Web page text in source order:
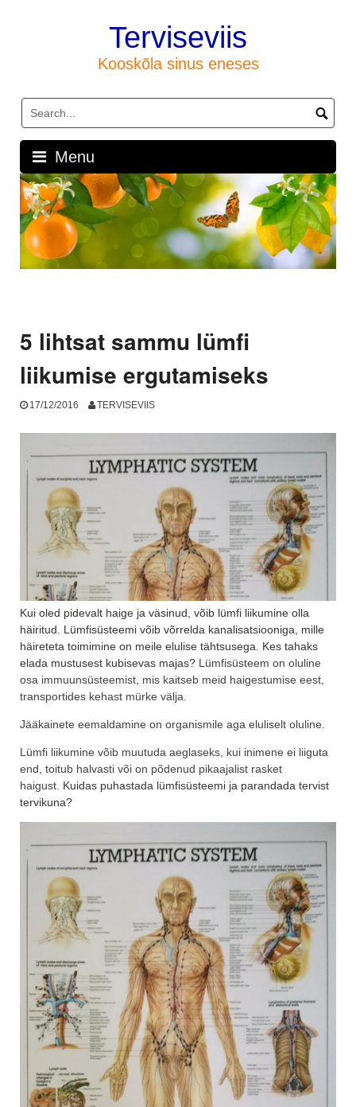
Terviseviis
Kooskõla sinus eneses
Menu
5 lihtsat sammu lümfi
liikumise ergutamiseks
17/12/2016 TERVISEVIIS
Kui oled pidevalt haige ja väsinud, võib lümfi liikumine olla
häiritud. Lümfisüsteemi võib võrrelda kanalisatsiooniga, mille
häireteta toimimine on meile elulise tähtsusega. Kes tahaks
elada mustusest kubisevas majas? Lümfisüsteem on oluline
osa immuunsüsteemist, mis kaitseb meid haigestumise eest,
transportides kehast mürke välja.
Jääkainete eemaldamine on organismile aga eluliselt oluline.
Lümfi liikumine võib muutuda aeglaseks, kui inimene ei liiguta
end, toitub halvasti või on põdenud pikaajalist rasket
haigust. Kuidas puhastada lümfisüsteemi ja parandada tervist
tervikuna?